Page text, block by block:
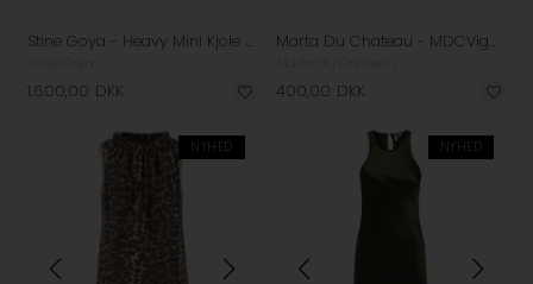
Stine Goya - Heavy Mini Kjole - Echoes In Flowers
1.600,00 DKK
Marta Du Chateau - MDCVigdis - Celeste
400,00 DKK
NYHED NYHED